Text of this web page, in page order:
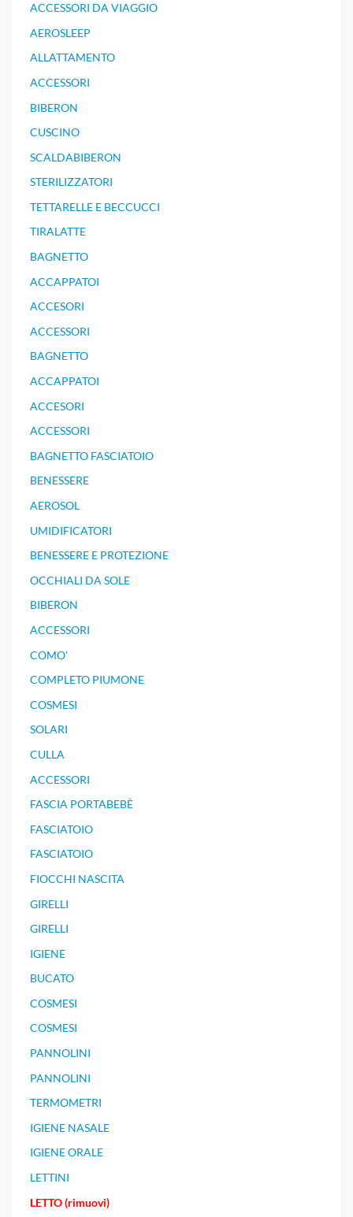
ACCESSORI DA VIAGGIO
AEROSLEEP
ALLATTAMENTO
ACCESSORI
BIBERON
CUSCINO
SCALDABIBERON
STERILIZZATORI
TETTARELLE E BECCUCCI
TIRALATTE
BAGNETTO
ACCAPPATOI
ACCESORI
ACCESSORI
BAGNETTO
ACCAPPATOI
ACCESORI
ACCESSORI
BAGNETTO FASCIATOIO
BENESSERE
AEROSOL
UMIDIFICATORI
BENESSERE E PROTEZIONE
OCCHIALI DA SOLE
BIBERON
ACCESSORI
COMO'
COMPLETO PIUMONE
COSMESI
SOLARI
CULLA
ACCESSORI
FASCIA PORTABEBÈ
FASCIATOIO
FASCIATOIO
FIOCCHI NASCITA
GIRELLI
GIRELLI
IGIENE
BUCATO
COSMESI
COSMESI
PANNOLINI
PANNOLINI
TERMOMETRI
IGIENE NASALE
IGIENE ORALE
LETTINI
LETTO (rimuovi)